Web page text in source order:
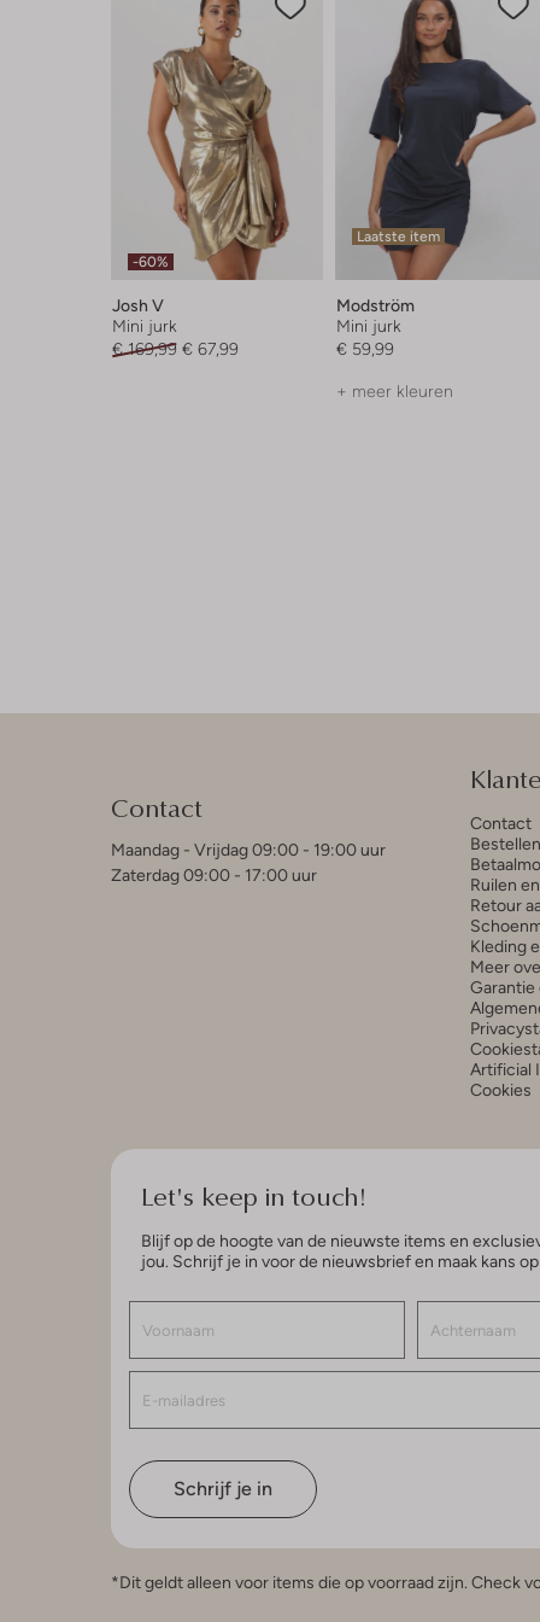
-60%
Josh V
Mini jurk
€ 169,99 € 67,99
Laatste item
Modström
Mini jurk
€ 59,99
+ meer kleuren
Contact
Maandag - Vrijdag 09:00 - 19:00 uur
Zaterdag 09:00 - 17:00 uur
Contact
Ruilen
Retour
Kleding
Meer
Garantie
Artificial
Cookies
Let's keep in touch!
Blijf op de hoogte van de nieuwste items en
jou. Schrijf je in voor de nieuwsbrief en maak kans
Schrijf je in
*Dit geldt alleen voor items die op voorraad zijn. Check